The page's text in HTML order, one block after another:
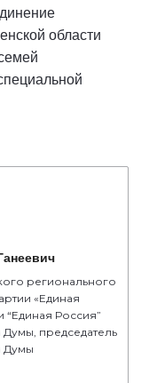
области
регионального
«Единая
Россия”
председатель
Думы